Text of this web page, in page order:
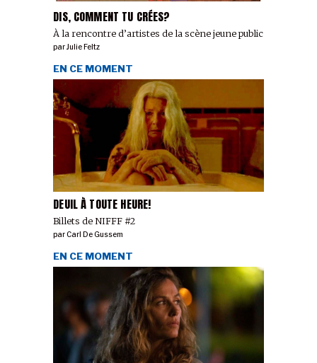
DIS, COMMENT TU CRÉES?
À la rencontre d’artistes de la scène jeune public
parJulie Feltz
DEUIL À TOUTE HEURE!
Billets de NIFFF #2
EN CE MOMENT
parCarl De Gussem
EN CE MOMENT